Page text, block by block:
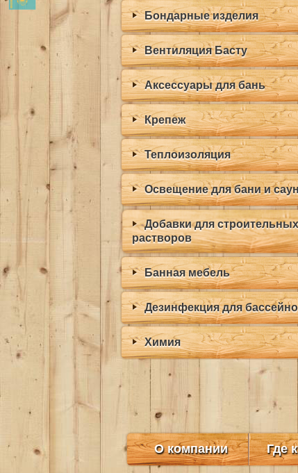
Бондарные изделия
Вентиляция Басту
Аксессуары для бань
Крепеж
Теплоизоляция
Освещение для бани и
Добавки для строительных
растворов
Банная мебель
Дезинфекция для
Химия
О компании Где